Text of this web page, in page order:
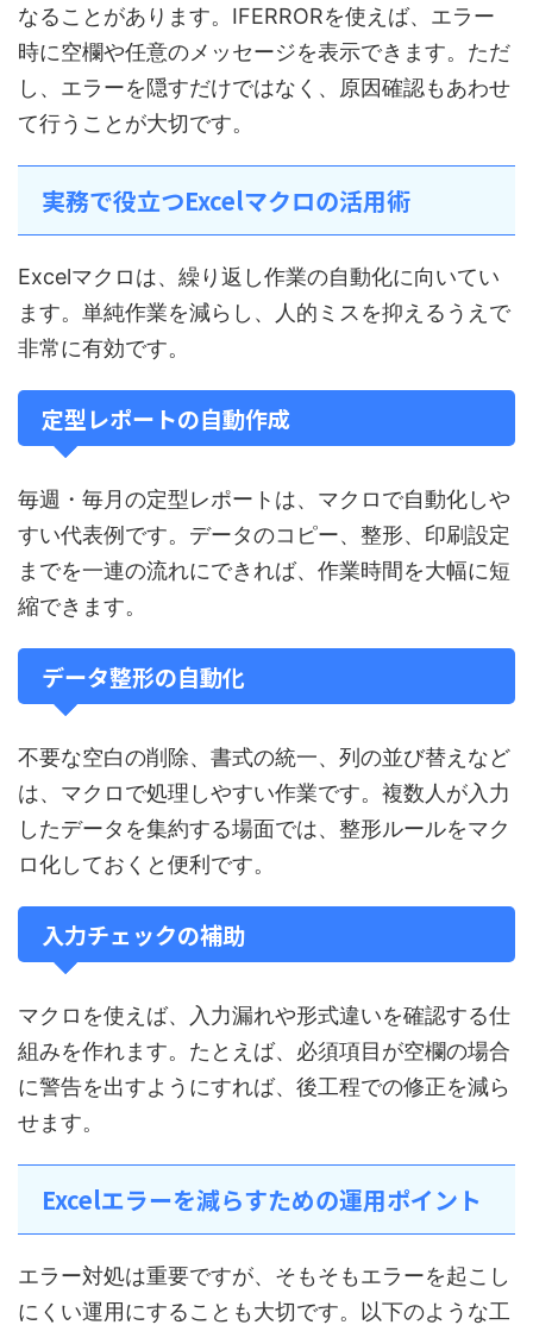
なることがあります。IFERRORを使えば、エラー
時に空欄や任意のメッセージを表示できます。ただ
し、エラーを隠すだけではなく、原因確認もあわせ
て行うことが大切です。
実務で役立つExcelマクロの活用術
Excelマクロは、繰り返し作業の自動化に向いてい
ます。単純作業を減らし、人的ミスを抑えるうえで
非常に有効です。
定型レポートの自動作成
毎週・毎月の定型レポートは、マクロで自動化しや
すい代表例です。データのコピー、整形、印刷設定
までを一連の流れにできれば、作業時間を大幅に短
縮できます。
データ整形の自動化
不要な空白の削除、書式の統一、列の並び替えなど
は、マクロで処理しやすい作業です。複数人が入力
したデータを集約する場面では、整形ルールをマク
ロ化しておくと便利です。
入力チェックの補助
マクロを使えば、入力漏れや形式違いを確認する仕
組みを作れます。たとえば、必須項目が空欄の場合
に警告を出すようにすれば、後工程での修正を減ら
せます。
Excelエラーを減らすための運用ポイント
エラー対処は重要ですが、そもそもエラーを起こし
にくい運用にすることも大切です。以下のような工